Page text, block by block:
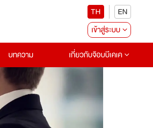
TH
EN
เข้าสู่ระบบ
บทความ เกี่ยวกับจ๊อบบีเคเค